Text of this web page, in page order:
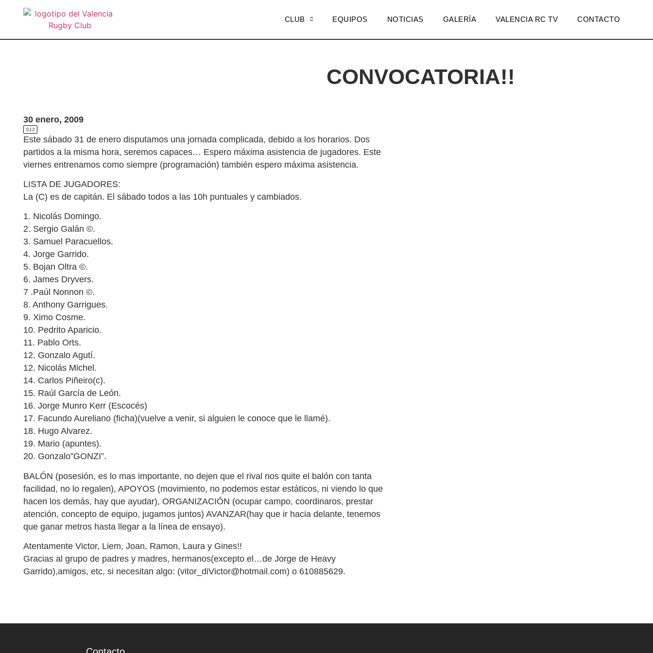
CLUB EQUIPOS NOTICIAS GALERÍA VALENCIA RC TV CONTACTO
CONVOCATORIA!!
30 enero, 2009
S12
Este sábado 31 de enero disputamos una jornada complicada, debido a los horarios. Dos
partidos a la misma hora, seremos capaces… Espero máxima asistencia de jugadores. Este
viernes entrenamos como siempre (programación) también espero máxima asistencia.
LISTA DE JUGADORES:
La (C) es de capitán. El sábado todos a las 10h puntuales y cambiados.
1. Nicolás Domingo.
2. Sergio Galán ©.
3. Samuel Paracuellos.
4. Jorge Garrido.
5. Bojan Oltra ©.
6. James Dryvers.
7 .Paúl Nonnon ©.
8. Anthony Garrigues.
9. Ximo Cosme.
10. Pedrito Aparicio.
11. Pablo Orts.
12. Gonzalo Agutí.
12. Nicolás Michel.
14. Carlos Piñeiro(c).
15. Raúl García de León.
16. Jorge Munro Kerr (Escocés)
17. Facundo Aureliano (ficha)(vuelve a venir, si alguien le conoce que le llamé).
18. Hugo Alvarez.
19. Mario (apuntes).
20. Gonzalo”GONZI”.
BALÓN (posesión, es lo mas importante, no dejen que el rival nos quite el balón con tanta
facilidad, no lo regalen), APOYOS (movimiento, no podemos estar estáticos, ni viendo lo que
hacen los demás, hay que ayudar), ORGANIZACIÓN (ocupar campo, coordinaros, prestar
atención, concepto de equipo, jugamos juntos) AVANZAR(hay que ir hacia delante, tenemos
que ganar metros hasta llegar a la línea de ensayo).
Atentamente Victor, Liem, Joan, Ramon, Laura y Gines!!
Gracias al grupo de padres y madres, hermanos(excepto el…de Jorge de Heavy
Garrido),amigos, etc, si necesitan algo: (vitor_diVictor@hotmail.com) o 610885629.